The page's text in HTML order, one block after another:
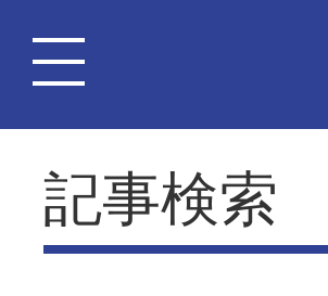
記事検索